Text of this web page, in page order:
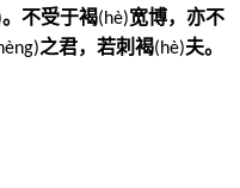
。不受于褐(hè)宽博，亦不
èng)之君，若刺褐(hè)夫。